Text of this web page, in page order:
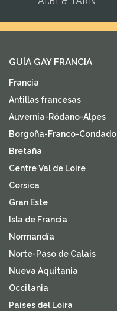
GUÍA GAY FRANCIA
Francia
Antillas francesas
Auvernia-Ródano-Alpes
Borgoña-Franco-Condado
Bretaña
Centre Val de Loire
Corsica
Gran Este
Isla de Francia
Normandía
Norte-Paso de Calais
Nueva Aquitania
Occitania
Países del Loira